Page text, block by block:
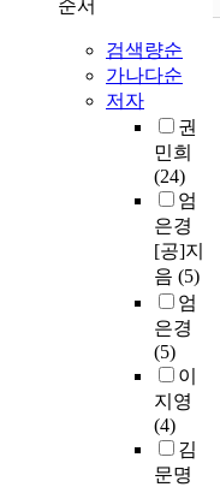
순서
검색량순
가나다순
저자
권
민희
(24)
엄
은경
[공]지
음 (5)
엄
은경
(5)
이
지영
(4)
김
문명